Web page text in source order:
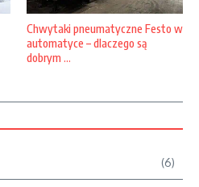
Chwytaki pneumatyczne Festo w
automatyce – dlaczego są
dobrym ...
(6)